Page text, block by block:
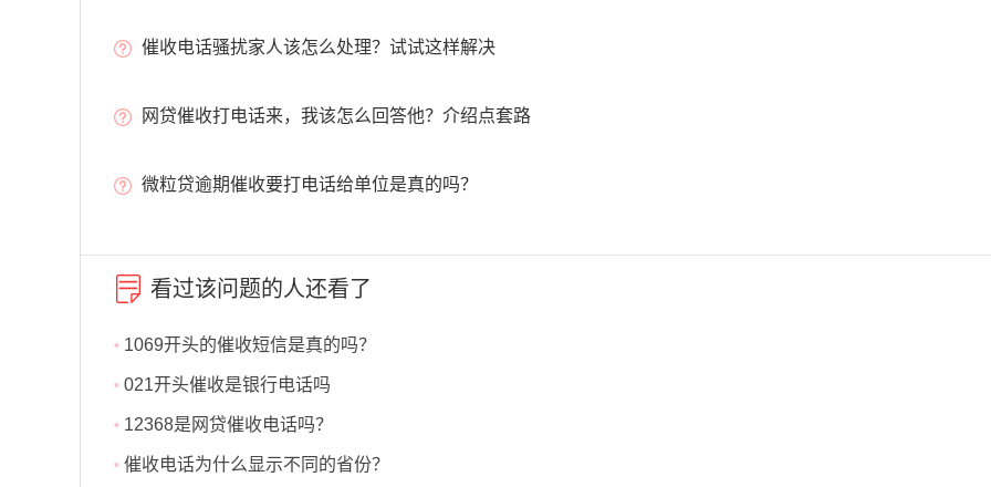
催收电话骚扰家人该怎么处理？试试这样解决
网贷催收打电话来，我该怎么回答他？介绍点套路
微粒贷逾期催收要打电话给单位是真的吗？
看过该问题的人还看了
• 1069开头的催收短信是真的吗？
• 021开头催收是银行电话吗
• 12368是网贷催收电话吗？
• 催收电话为什么显示不同的省份？